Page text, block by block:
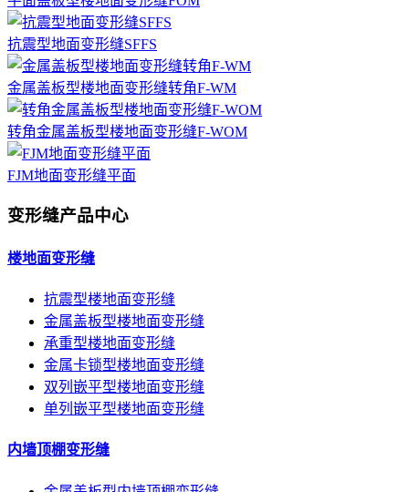
抗震型地面变形缝SFFS
金属盖板型楼地面变形缝转角F-WM
转角金属盖板型楼地面变形缝F-WOM
FJM地面变形缝平面
变形缝产品中心
楼地面变形缝
抗震型楼地面变形缝
金属盖板型楼地面变形缝
承重型楼地面变形缝
金属卡锁型楼地面变形缝
双列嵌平型楼地面变形缝
单列嵌平型楼地面变形缝
内墙顶棚变形缝